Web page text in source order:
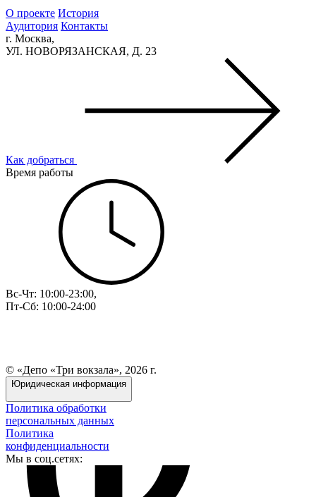
О проекте История
Аудитория Контакты
г. Москва,
УЛ. НОВОРЯЗАНСКАЯ, Д. 23
Как добраться
Время работы
Вс-Чт: 10:00-23:00,
Пт-Сб: 10:00-24:00
© «Депо «Три вокзала», 2026 г.
Юридическая информация
Политика обработки
персональных данных
Политика
конфиденциальности
Мы в соц.сетях: